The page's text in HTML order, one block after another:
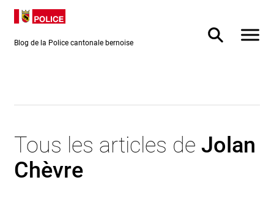
Directement
au contenu
Directement
vers la
recherche
Blog de la Police cantonale bernoise
Tous les articles de Jolan
Chèvre